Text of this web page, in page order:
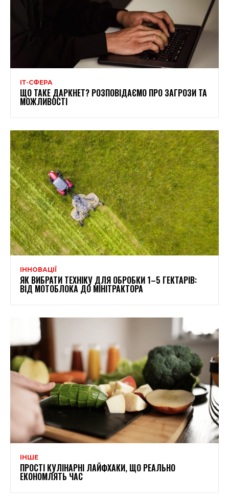
ІТ-СФЕРА
ЩО ТАКЕ ДАРКНЕТ? РОЗПОВІДАЄМО ПРО ЗАГРОЗИ ТА
МОЖЛИВОСТІ
ІННОВАЦІЇ
ЯК ВИБРАТИ ТЕХНІКУ ДЛЯ ОБРОБКИ 1–5 ГЕКТАРІВ:
ВІД МОТОБЛОКА ДО МІНІТРАКТОРА
ІНШЕ
ПРОСТІ КУЛІНАРНІ ЛАЙФХАКИ, ЩО РЕАЛЬНО
ЕКОНОМЛЯТЬ ЧАС